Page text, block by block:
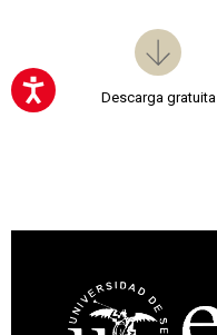
Descarga gratuita